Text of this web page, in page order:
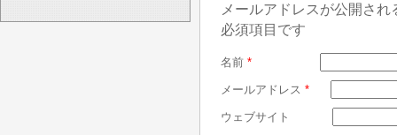
メールアドレスが公開さ
必須項目です
名前 *
メールアドレス *
ウェブサイト